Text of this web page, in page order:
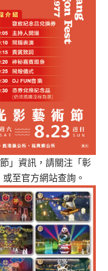
」資訊，請關注「彰
至官方網站查詢。